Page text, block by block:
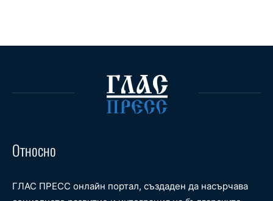
Относно
ГЛАС ПРЕСС онлайн портал, създаден да насърчава